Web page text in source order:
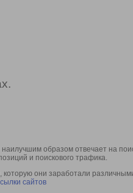
образом отвечает на
и поискового трафика.
они заработали
сайтов